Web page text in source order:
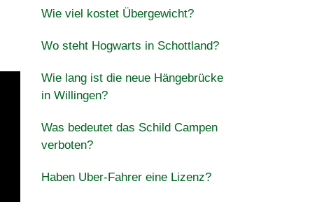
Wie viel kostet Übergewicht?
Wo steht Hogwarts in Schottland?
Wie lang ist die neue Hängebrücke
in Willingen?
Was bedeutet das Schild Campen
verboten?
Haben Uber-Fahrer eine Lizenz?